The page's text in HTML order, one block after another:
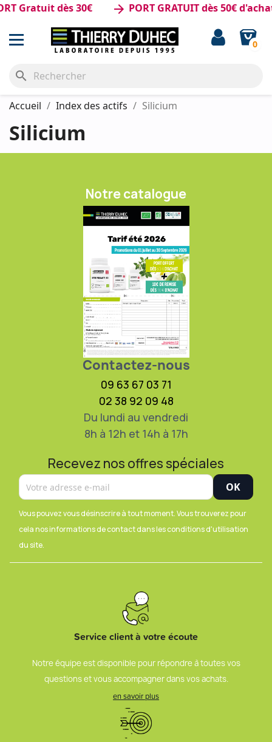
Gratuit dès 30€ arrow_forwardPORT GRATUIT dès 50€ d'achat
0
search
Accueil Index des actifs Silicium
Silicium
Notre catalogue
Contactez-nous
09 63 67 03 71
02 38 92 09 48
Du lundi au vendredi
8h à 12h et 14h à 17h
Recevez nos offres spéciales
Vous pouvez vous désinscrire à tout moment. Vous trouverez pour
cela nos informations de contact dans les conditions d'utilisation
du site.
Service client à votre écoute
Notre équipe est disponible pour répondre à toutes vos
questions et vous accompagner dans vos achats.
en savoir plus